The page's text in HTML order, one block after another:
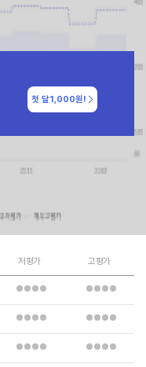
첫 달1,000원!
저평가 고평가